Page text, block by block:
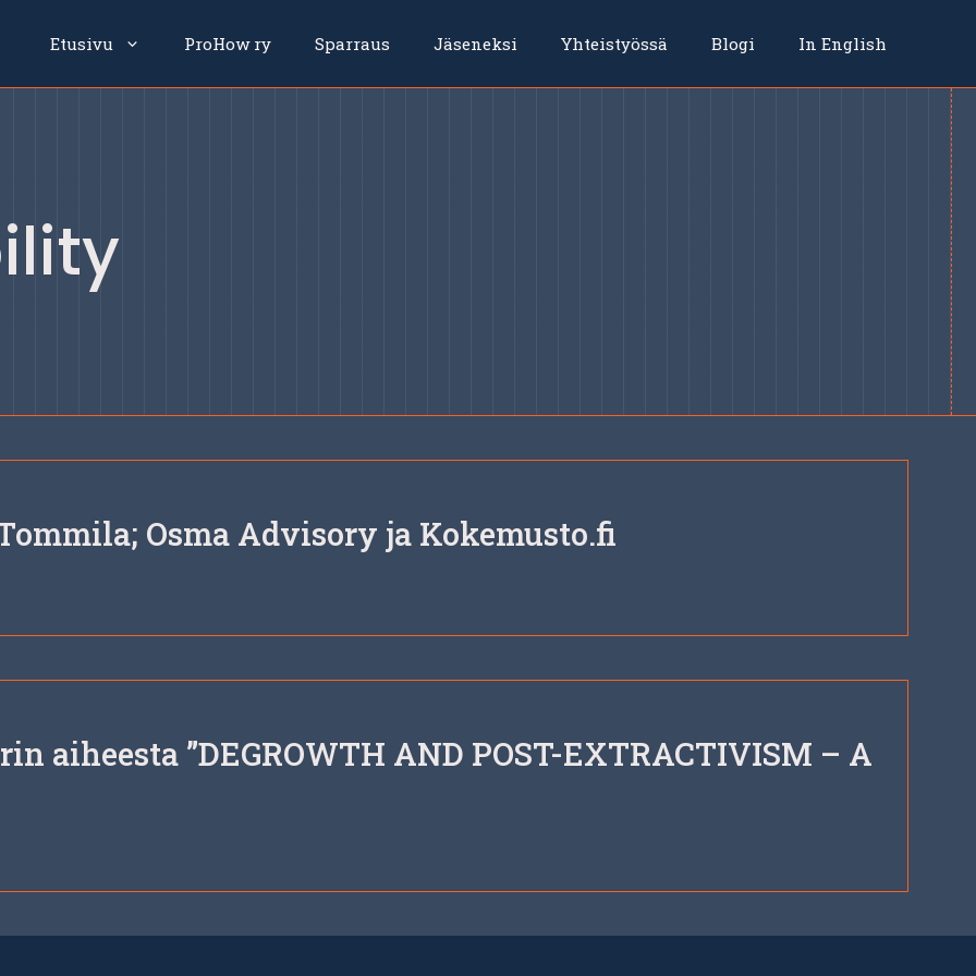
Etusivu ProHow ry Sparraus Jäseneksi Yhteistyössä Blogi In English
Osma Advisory ja Kokemusto.fi
aiheesta ”DE­GROWTH AND POST-EX­TRACT­IV­ISM – A